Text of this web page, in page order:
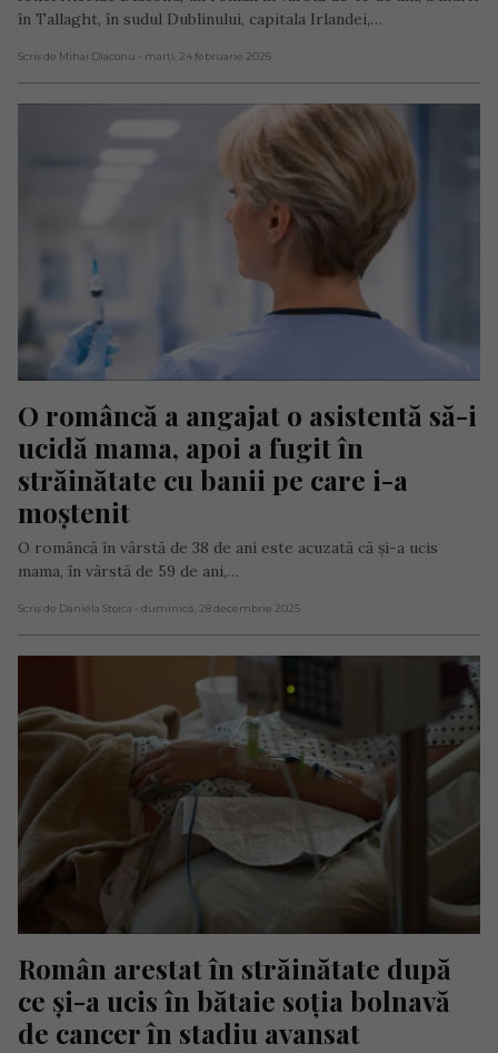
în Tallaght, în sudul Dublinului, capitala Irlandei,…
Scris de Mihai Diaconu - marți, 24 februarie 2026
O româncă a angajat o asistentă să-i
ucidă mama, apoi a fugit în
străinătate cu banii pe care i-a
moștenit
O româncă în vârstă de 38 de ani este acuzată că și-a ucis
mama, în vârstă de 59 de ani,…
Scris de Daniela Stoica - duminică, 28 decembrie 2025
Român arestat în străinătate după
ce și-a ucis în bătaie soția bolnavă
de cancer în stadiu avansat